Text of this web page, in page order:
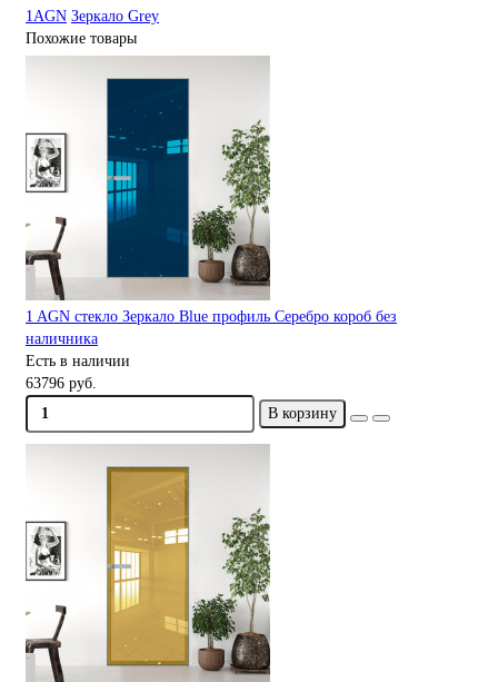
1AGN Зеркало Grey
Похожие товары
1 AGN стекло Зеркало Blue профиль Серебро короб без
наличника
Есть в наличии
63796 руб.
В корзину